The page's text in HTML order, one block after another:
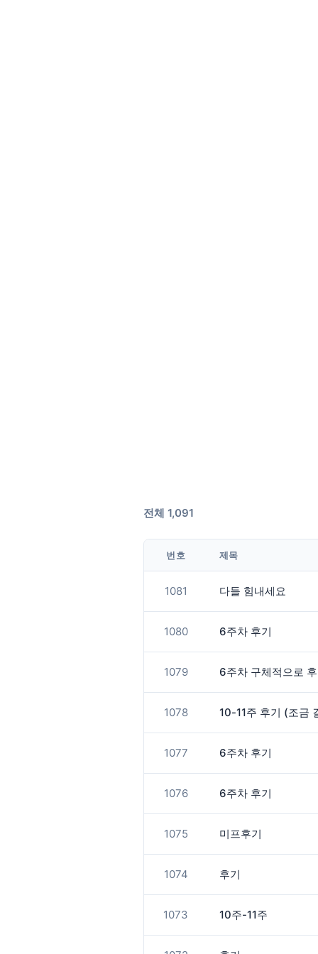
전체 1,091
번호 제목
1081 다들 힘내세요
1080 6주차 후기
1079 6주차 구체적으로
1078 10-11주 후기 (조금
1077 6주차 후기
1076 6주차 후기
1075 미프후기
1074 후기
1073 10주-11주